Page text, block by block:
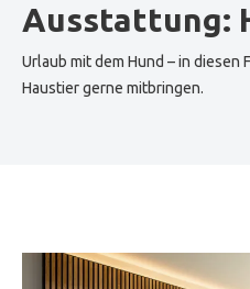
Ausstattung:
Urlaub mit dem Hund – in
Haustier gerne mitbringen.